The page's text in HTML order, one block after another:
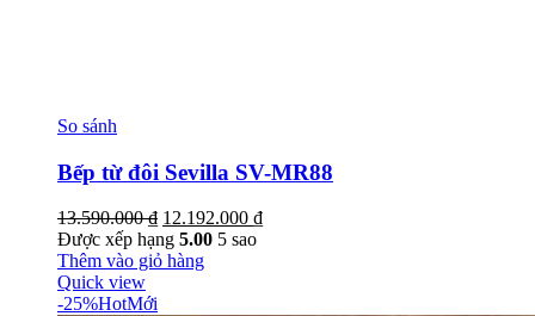
So sánh
Bếp từ đôi Sevilla SV-MR88
13.590.000₫ Giá
gốc
là:
12.192.000 ₫Giá
Được xếp hạng 5.00 5 sao
Thêm vào giỏ hàng
Quick view
-25%HotMới